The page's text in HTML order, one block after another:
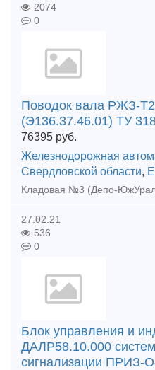
2074
0
Поводок вала РЖЗ-
(Э136.37.46.01) ТУ
76395 руб.
Железнодорожная
Свердловской области,
27.02.21
536
0
Блок управления и
ДАЛР58.10.000
сигнализации ПРИЗ-